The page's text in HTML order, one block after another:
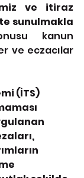
ve itiraz
sunulmakla
kanun
ve eczacılar
(İTS)